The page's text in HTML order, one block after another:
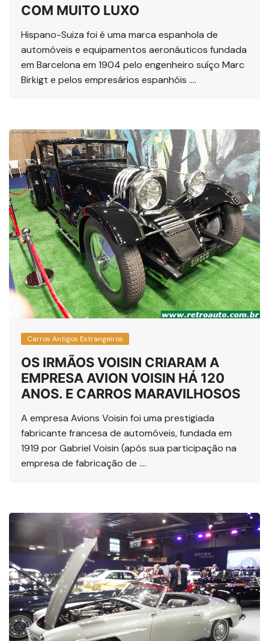
COM MUITO LUXO
Hispano-Suiza foi é uma marca espanhola de
automóveis e equipamentos aeronáuticos fundada
em Barcelona em 1904 pelo engenheiro suíço Marc
Birkigt e pelos empresários espanhóis ….
Carros Antigos Estrangeiros
OS IRMÃOS VOISIN CRIARAM A
EMPRESA AVION VOISIN HÁ 120
ANOS. E CARROS MARAVILHOSOS
A empresa Avions Voisin foi uma prestigiada
fabricante francesa de automóveis, fundada em
1919 por Gabriel Voisin (após sua participação na
empresa de fabricação de ….